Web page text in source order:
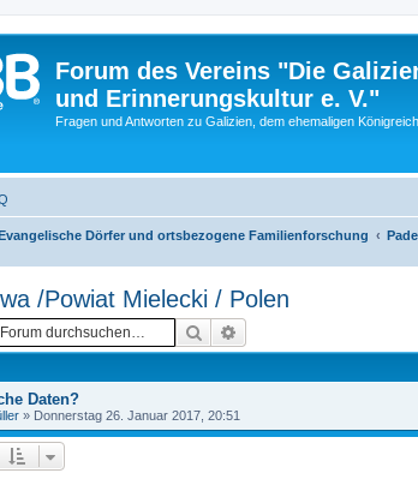
Forum des Vereins "Die
und Erinnerungskultur e. V."
Fragen und Antworten zu Galizien, dem ehemaligen
Dörfer und ortsbezogene Familienforschung
/Powiat Mielecki / Polen
Suche
Daten?
» Donnerstag 26. Januar 2017, 20:51